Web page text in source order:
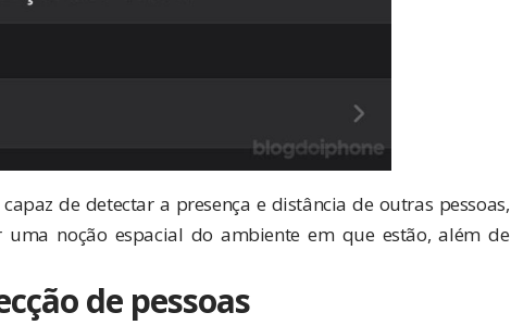
de detectar a presença e distância de outras pessoas,
noção espacial do ambiente em que estão, além de
de pessoas